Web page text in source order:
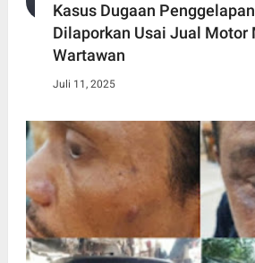
Kasus Dugaan
Dilaporkan Usai Jual Motor
Wartawan
Juli 11, 2025